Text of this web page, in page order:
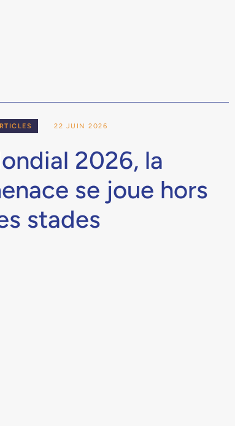
2026, la
se joue hors
stades
22 JUIN 2026